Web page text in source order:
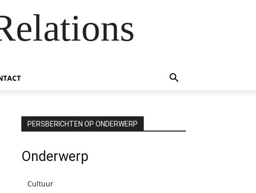
PERSBERICHTEN OP ONDERWERP
Onderwerp
Cultuur